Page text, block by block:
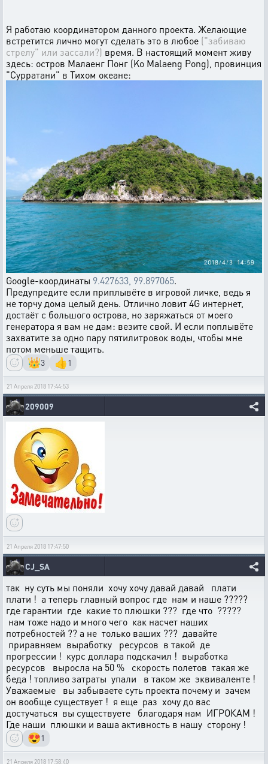
Я работаю координатором данного проекта. Желающие
встретится лично могут сделать это в любое ("забиваю
стрелу" или зассали?) время. В настоящий момент живу
здесь: остров Малаенг Понг (Ko Malaeng Pong), провинция
"Сурратани" в Тихом океане:
Google-координаты 9.427633, 99.897065.
Предупредите если приплывёте в игровой личке, ведь я
не торчу дома целый день. Отлично ловит 4G интернет,
достаёт с большого острова, но заряжаться от моего
генератора я вам не дам: везите свой. И если поплывёте
захватите за одно пару пятилитровок воды, чтобы мне
потом меньше тащить.
👑3 👍1
21 Апреля 2018 17:44:53
209009
21 Апреля 2018 17:47:50
CJ_SA
так ну суть мы поняли хочу хочу давай давай плати
плати ! а теперь главный вопрос где нам и наше ?????
где гарантии где какие то плюшки ??? где что ?????
нам тоже надо и много чего как насчет наших
потребностей ?? а не только ваших ??? давайте
приравняем выработку ресурсов в такой де
прогрессии ! курс доллара подскачил ! выработка
ресурсов выросла на 50 % скорость полетов такая же
беда ! топливо затраты упали в таком же эквиваленте !
Уважаемые вы забываете суть проекта почему и зачем
он вообще существует ! я еще раз хочу до вас
достучаться вы существуете благодаря нам ИГРОКАМ !
Где наши плюшки и ваша активность в нашу сторону !
😍1
21 Апреля 2018 17:58:40